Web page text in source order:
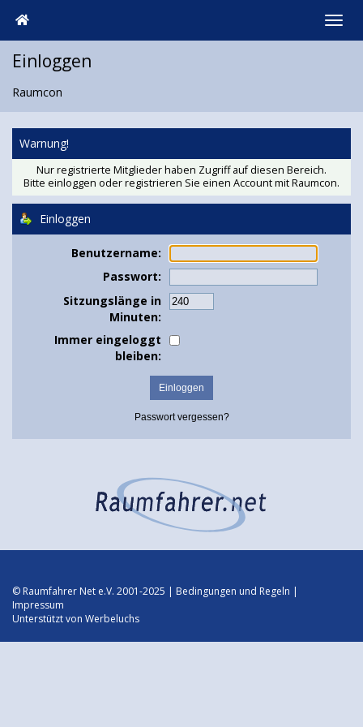
Einloggen
Raumcon
Warnung!
Nur registrierte Mitglieder haben Zugriff auf diesen Bereich.
Bitte einloggen oderregistrieren Sie einen Accountmit Raumcon.
Einloggen
Benutzername:
Passwort:
Sitzungslänge in
Minuten:
Immer eingeloggt
bleiben:
Passwort vergessen?
© Raumfahrer Net e.V. 2001-2025 | Bedingungen und Regeln
Impressum
Unterstützt von Werbeluchs